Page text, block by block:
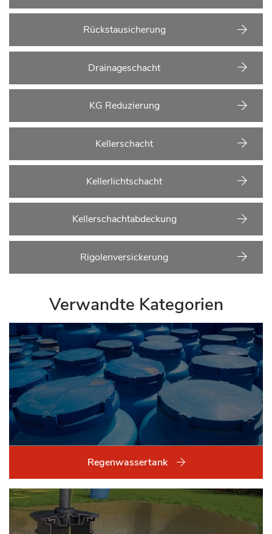
Rückstausicherung
Drainageschacht
KG Reduzierung
Kellerschacht
Kellerlichtschacht
Kellerschachtabdeckung
Rigolenversickerung
Verwandte Kategorien
Regenwassertank